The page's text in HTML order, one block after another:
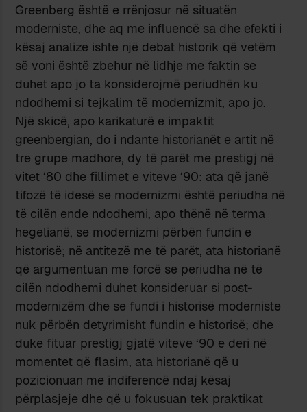
Greenberg është e rrënjosur në situatën
moderniste, dhe aq me influencë sa dhe efekti i
kësaj analize ishte një debat historik që vetëm
së voni është zbehur në lidhje me faktin se
duhet apo jo ta konsiderojmë periudhën ku
ndodhemi si tejkalim të modernizmit, apo jo.
Një skicë, apo karikaturë e impaktit
greenbergian, do i ndante historianët e artit në
tre grupe madhore, dy të parët me prestigj në
vitet ‘80 dhe fillimet e viteve ‘90: ata që janë
tifozë të idesë se modernizmi është periudha në
të cilën ende ndodhemi, apo thënë në terma
hegelianë, se modernizmi përbën fundin e
historisë; në antitezë me të parët, ata historianë
që argumentuan me forcë se periudha në të
cilën ndodhemi duhet konsideruar si post-
modernizëm dhe se fundi i historisë moderniste
nuk përbën detyrimisht fundin e historisë; dhe
duke fituar prestigj gjatë viteve ‘90 e deri në
momentet që flasim, ata historianë që u
pozicionuan me indiferencë ndaj kësaj
përplasjeje dhe që u fokusuan tek praktikat